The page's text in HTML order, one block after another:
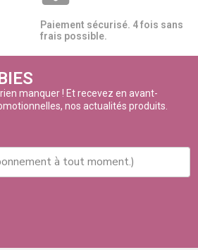
Paiement sécurisé. 4 fois sans
frais possible.
manquer ! Et recevez en avant-
nos actualités produits.